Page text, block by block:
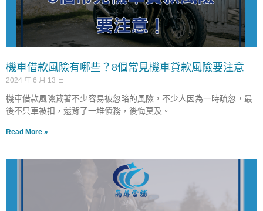
機車借款風險有哪些？8個常見機車貸款風險要注意
2024 年 6 月 13 日
機車借款風險藏著不少容易被忽略的風險，不少人因為一時疏忽，最
後不只車被扣，還背了一堆債務，後悔莫及。
Read More »